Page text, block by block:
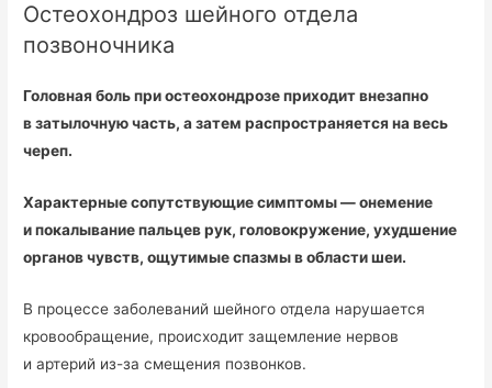
Остеохондроз шейного отдела
позвоночника
Головная боль при остеохондрозе приходит внезапно
в затылочную часть, а затем распространяется на весь
череп.
Характерные сопутствующие симптомы — онемение
и покалывание пальцев рук, головокружение, ухудшение
органов чувств, ощутимые спазмы в области шеи.
В процессе заболеваний шейного отдела нарушается
кровообращение, происходит защемление нервов
и артерий из-за смещения позвонков.